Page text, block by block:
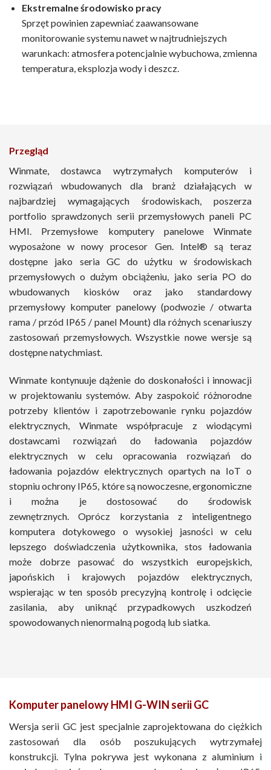
Ekstremalne środowisko pracy
Sprzęt powinien zapewniać zaawansowane
monitorowanie systemu nawet w najtrudniejszych
warunkach: atmosfera potencjalnie wybuchowa, zmienna
temperatura, eksplozja wody i deszcz.
Przegląd
Winmate, dostawca wytrzymałych komputerów i
rozwiązań wbudowanych dla branż działających w
najbardziej wymagających środowiskach, poszerza
portfolio sprawdzonych serii przemysłowych paneli PC
HMI. Przemysłowe komputery panelowe Winmate
wyposażone w nowy procesor Gen. Intel® są teraz
dostępne jako seria GC do użytku w środowiskach
przemysłowych o dużym obciążeniu, jako seria PO do
wbudowanych kiosków oraz jako standardowy
przemysłowy komputer panelowy (podwozie / otwarta
rama / przód IP65 / panel Mount) dla różnych scenariuszy
zastosowań przemysłowych. Wszystkie nowe wersje są
dostępne natychmiast.
Winmate kontynuuje dążenie do doskonałości i innowacji
w projektowaniu systemów. Aby zaspokoić różnorodne
potrzeby klientów i zapotrzebowanie rynku pojazdów
elektrycznych, Winmate współpracuje z wiodącymi
dostawcami rozwiązań do ładowania pojazdów
elektrycznych w celu opracowania rozwiązań do
ładowania pojazdów elektrycznych opartych na IoT o
stopniu ochrony IP65, które są nowoczesne, ergonomiczne
i można je dostosować do środowisk
zewnętrznych. Oprócz korzystania z inteligentnego
komputera dotykowego o wysokiej jasności w celu
lepszego doświadczenia użytkownika, stos ładowania
może dobrze pasować do wszystkich europejskich,
japońskich i krajowych pojazdów elektrycznych,
wspierając w ten sposób precyzyjną kontrolę i odcięcie
zasilania, aby uniknąć przypadkowych uszkodzeń
spowodowanych nienormalną pogodą lub siatka.
Komputer panelowy HMI G-WIN serii GC
Wersja serii GC jest specjalnie zaprojektowana do ciężkich
zastosowań dla osób poszukujących wytrzymałej
konstrukcji. Tylna pokrywa jest wykonana z aluminium i